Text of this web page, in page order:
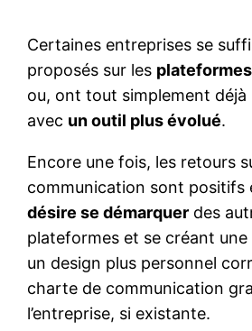
Certaines entreprises se
proposés sur les
ou, ont tout simplement déjà
avec un outil plus évolué.
Encore une fois, les retours
communication sont positifs
désire se démarquer des
plateformes et se créant une
un design plus personnel
charte de communication
l’entreprise, si existante.